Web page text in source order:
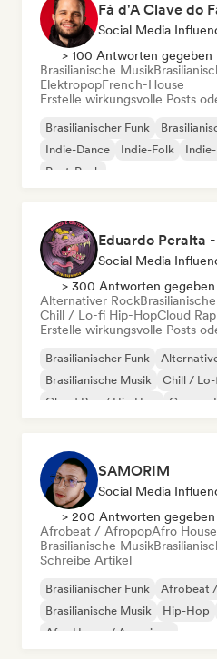
Fá d'A Clave do
Social Media
> 100 Antworten gegeben
Brasilianische Musik
ElektropopFrench-House
Erstelle wirkungsvolle Posts
Brasilianischer Funk
Indie-Dance
Indie-Folk
Post-Punk
Eduardo Peralta
Social Media
> 300 Antworten gegeben
Alternativer Rock
Chill / Lo-fi Hip-HopCloud
Erstelle wirkungsvolle Posts
Brasilianischer Funk
Brasilianische Musik
Chill /
Cloud Rap / Hip Hop
Garage-
SAMORIM
Social Media
> 200 Antworten gegeben
Afrobeat / AfropopAfro
Brasilianische Musik
Schreibe Artikel
Brasilianischer Funk
Afrobeat
Brasilianische Musik
Hip-Hop
Afro House / Amapiano